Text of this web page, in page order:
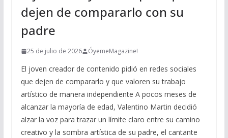
dejen de compararlo con su
padre
25 de julio de 2026 ÓyemeMagazine!
El joven creador de contenido pidió en redes sociales
que dejen de compararlo y que valoren su trabajo
artístico de manera independiente A pocos meses de
alcanzar la mayoría de edad, Valentino Martin decidió
alzar la voz para trazar un límite claro entre su camino
creativo y la sombra artística de su padre, el cantante